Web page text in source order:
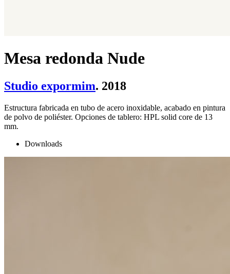
Mesa redonda Nude
Studio expormim. 2018
Estructura fabricada en tubo de acero inoxidable, acabado en pintura
de polvo de poliéster. Opciones de tablero: HPL solid core de 13
mm.
Downloads